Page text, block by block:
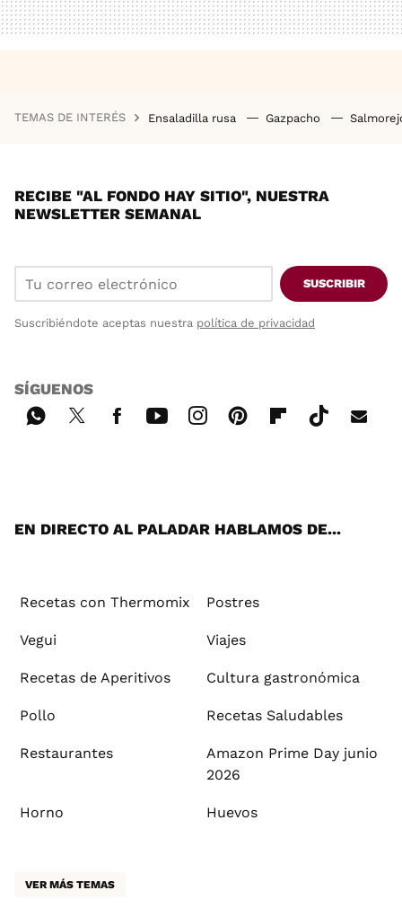
TEMAS DE INTERÉS Ensaladilla rusa Gazpacho
RECIBE "AL FONDO HAY SITIO", NUESTRA
NEWSLETTER SEMANAL
SUSCRIBIR
Suscribiéndote aceptas nuestra política de privacidad
SÍGUENOS
EN DIRECTO AL PALADAR HABLAMOS DE...
Recetas con Thermomix Postres
Vegui Viajes
Recetas de Aperitivos Cultura gastronómica
Pollo Recetas Saludables
Restaurantes
Amazon Prime Day junio
2026
Horno Huevos
VER MÁS TEMAS